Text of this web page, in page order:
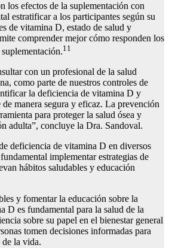
los efectos de la suplementación con
estratificar a los participantes según su
de vitamina D, estado de salud y
comprender mejor cómo responden los
11
con un profesional de la salud
como parte de nuestros controles de
la deficiencia de vitamina D y
manera segura y eficaz. La prevención
para proteger la salud ósea y
adulta”, concluye la Dra. Sandoval.
deficiencia de vitamina D en diversos
implementar estrategias de
hábitos saludables y educación
y fomentar la educación sobre la
D es fundamental para la salud de la
sobre su papel en el bienestar general
tomen decisiones informadas para
la vida.